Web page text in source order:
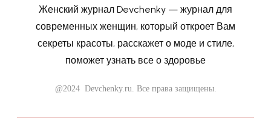
Женский журнал Devchenky — журнал для
современных женщин, который откроет Вам
секреты красоты, расскажет о моде и стиле,
поможет узнать все о здоровье
@2024 Devchenky.ru. Все права защищены.